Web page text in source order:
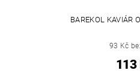
BAREKOL KAVIÁR
93 Kč
113